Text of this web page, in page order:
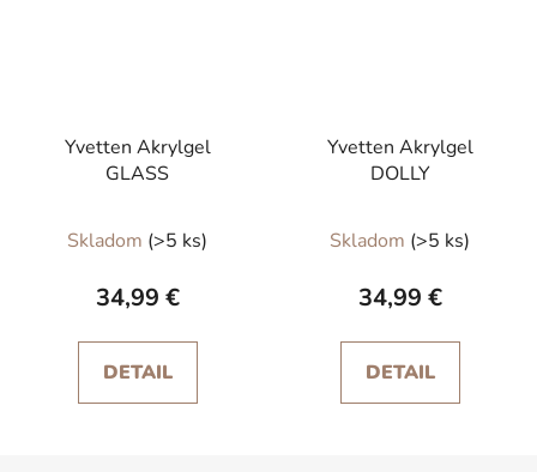
Yvetten Akrylgel
GLASS
Skladom (>5 ks)
34,99 €
DETAIL
Yvetten Akrylgel
DOLLY
Skladom (>5 ks)
34,99 €
DETAIL